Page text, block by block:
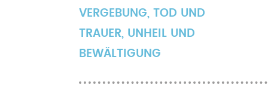
VERGEBUNG, TOD UND
TRAUER, UNHEIL UND
BEWÄLTIGUNG